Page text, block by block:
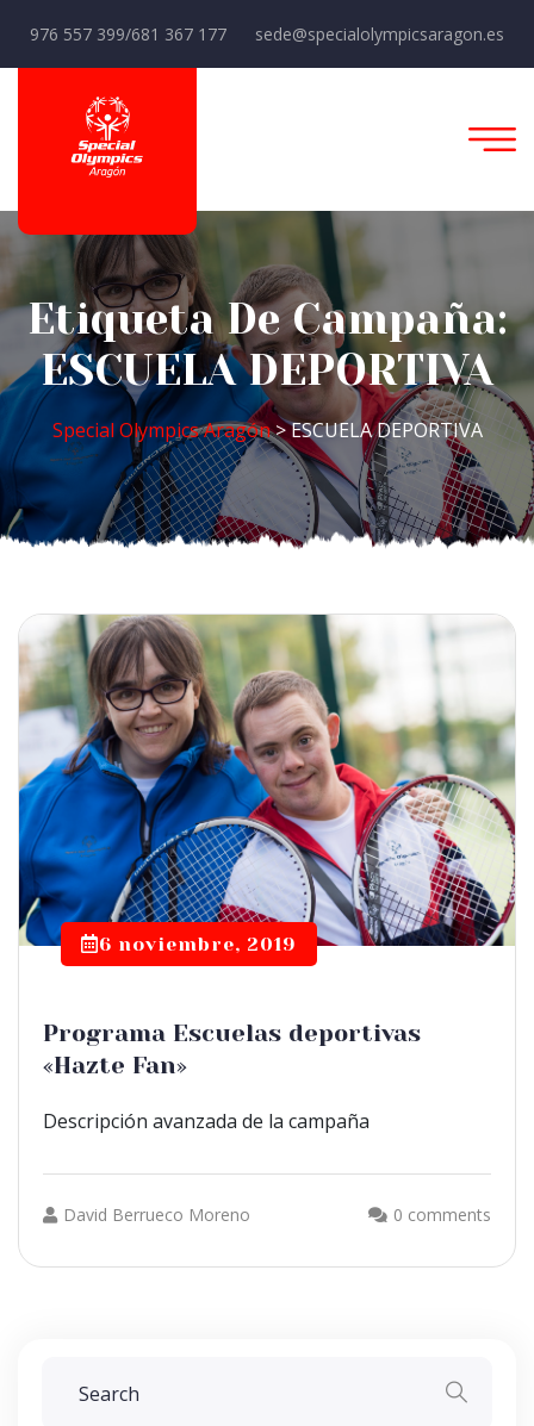
976 557 399/681 367 177 sede@specialolympicsaragon.es
Etiqueta De Campaña:
ESCUELA DEPORTIVA
Special Olympics Aragón>ESCUELA DEPORTIVA
6 noviembre, 2019
Programa Escuelas deportivas
«Hazte Fan»
Descripción avanzada de la campaña
David Berrueco Moreno 0 comments